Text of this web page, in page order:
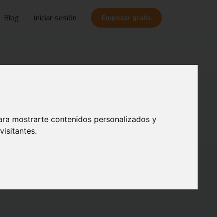
mostrarte contenidos personalizados y
Blog Iniciar sesión Empezar gratis
por
empresa.